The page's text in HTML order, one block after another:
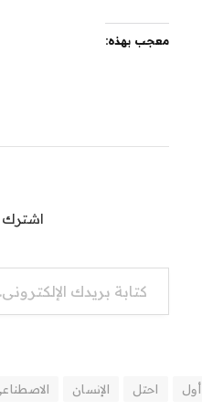
معجب بهذه:
اشترك
كتابة بريدك الإلكتروني...
أول احتل الإنسان